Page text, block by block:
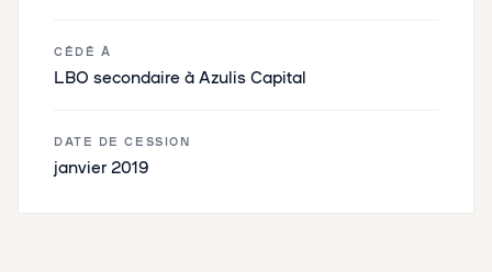
CÉDÉ À
LBO secondaire à Azulis Capital
DATE DE CESSION
janvier 2019